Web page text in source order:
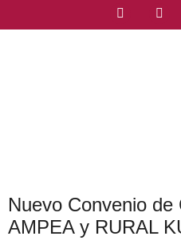
Nuevo Convenio
AMPEA y RURAL